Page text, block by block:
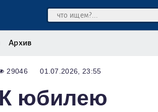
Архив
29046 01.07.2026, 23:55
К юбилею